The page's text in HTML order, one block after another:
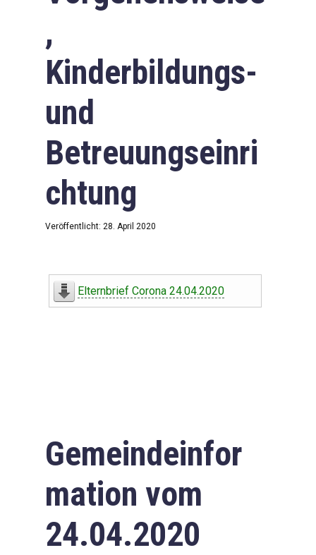
,
Kinderbildungs-
und
Betreuungseinri
chtung
Veröffentlicht: 28. April 2020
Elternbrief Corona 24.04.2020
Gemeindeinfor
mation vom
24.04.2020